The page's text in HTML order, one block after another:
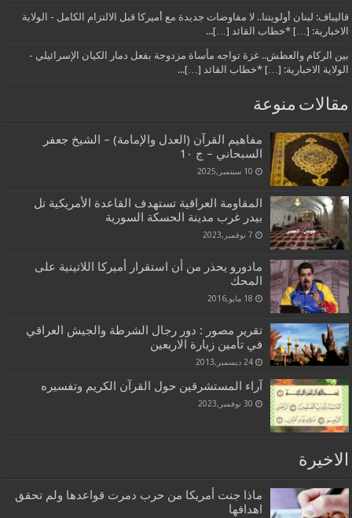
قاليباف: لبنان أولويتنا.. لا مفاوضات جديدة مع أميركا قبل الالتزام الكامل - الولاية
الاخبارية: […] *خطاب القائد […]...
بين الركام والعطش.. غزة تواجه مأساة مزدوجة بفعل دمار الكيان الإسرائيلي -
الولاية الاخبارية: […] *خطاب القائد […]...
مقالات منوعة
مفاهيم القرآن (العدل والإمامة) – الشيخ جعفر
السبحاني – ج 1٠
10 سبتمبر,2025
المقاومة العراقية تستهدف القاعدة الأمريكية تل
بيدر غرب مدينة الحسكة السورية
7 نوفمبر,2023
مادورو يحذر من أن استقرار أميركا اللاتينية على
المحك
18 مايو,2016
تقرير مصور : دور رجال الشرطة والجيش العراقي
في تأمين زيارة الاربعين
24 ديسمبر,2013
آراء المستشرقين حول القرآن الكريم وتفسيره
30 نوفمبر,2023
الاخيرة
ماذا جنت أمريكا من حرب دمرت قواعدها ولم تحقق
اهدافها